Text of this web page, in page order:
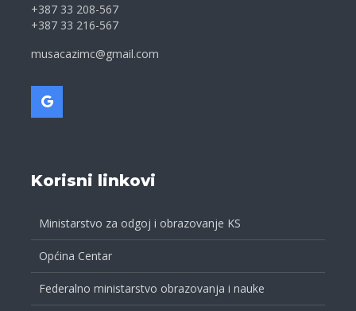
+387 33 208-567
+387 33 216-567
musacazimc@gmail.com
Korisni linkovi
Ministarstvo za odgoj i obrazovanje KS
Općina Centar
Federalno ministarstvo obrazovanja i nauke